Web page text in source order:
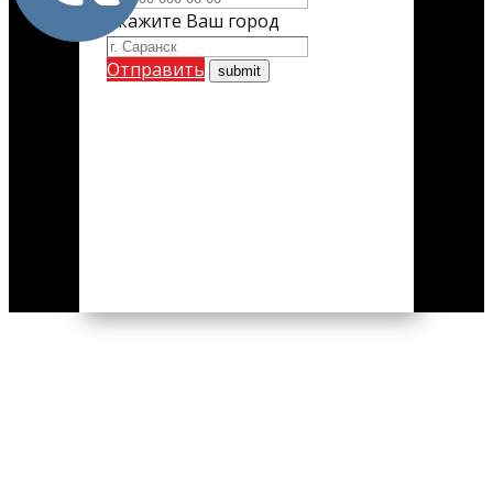
Укажите Ваш город
Отправить